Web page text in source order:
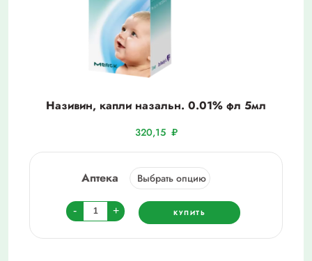
Називин, капли назальн. 0.01% фл 5мл
320,15 ₽
Аптека
-
Количество
товара
Називин,
+ КУПИТЬ